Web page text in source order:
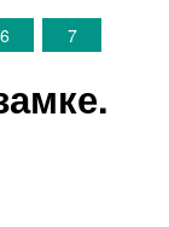
6 7